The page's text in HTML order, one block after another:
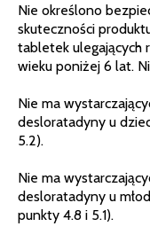
Nie określono
skuteczności
tabletek ulegających
wieku poniżej 6 lat.
Nie ma
desloratadyny u
5.2).
Nie ma
desloratadyny u
punkty 4.8 i 5.1).